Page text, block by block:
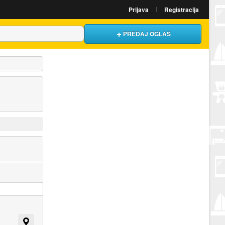
Prijava Registracija
PREDAJ OGLAS